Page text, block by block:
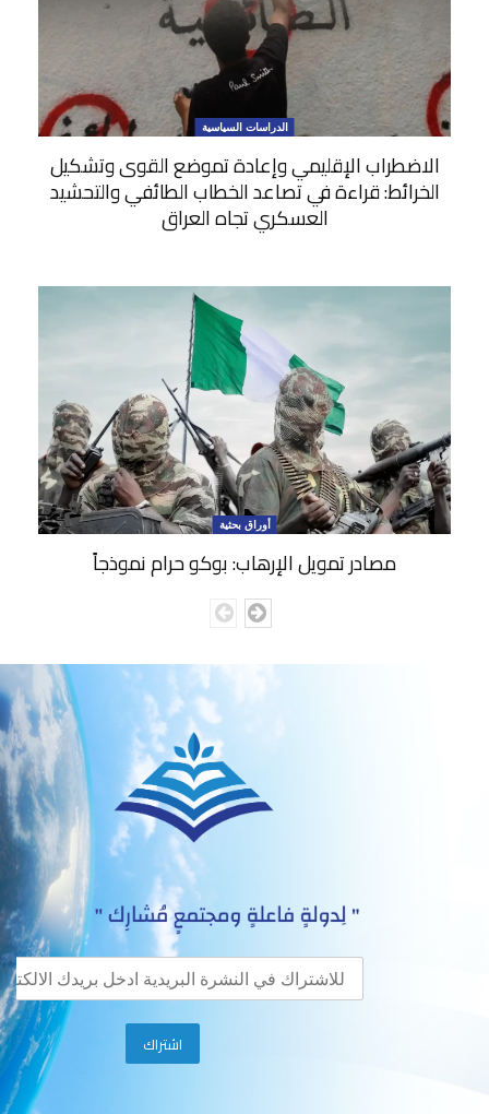
الدراسات السياسية
الاضطراب الإقليمي وإعادة تموضع القوى وتشكيل
الخرائط: قراءة في تصاعد الخطاب الطائفي والتحشيد
العسكري تجاه العراق
أوراق بحثية
مصادر تمويل الإرهاب: بوكو حرام نموذجاً